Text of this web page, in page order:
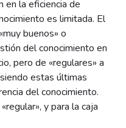
en la eficiencia de
es limitada. El
buenos» o
del conocimiento en
pero de «regulares» a
estas últimas
del conocimiento.
y para la caja